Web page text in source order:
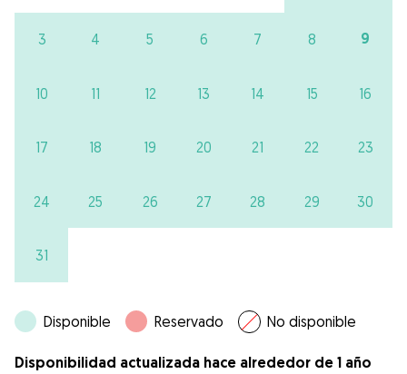
3 4 5 6 7 8 9
10 11 12 13 14 15 16
17 18 19 20 21 22 23
24 25 26 27 28 29 30
31
Disponible Reservado No disponible
Disponibilidad actualizada hace alrededor de 1 año